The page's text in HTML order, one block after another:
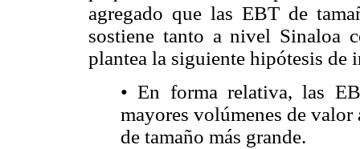
agregado que las EBT de
sostiene tanto a nivel Sinaloa
plantea la siguiente hipótesis de
• En forma relativa, las
mayores volúmenes de
de tamaño más grande.